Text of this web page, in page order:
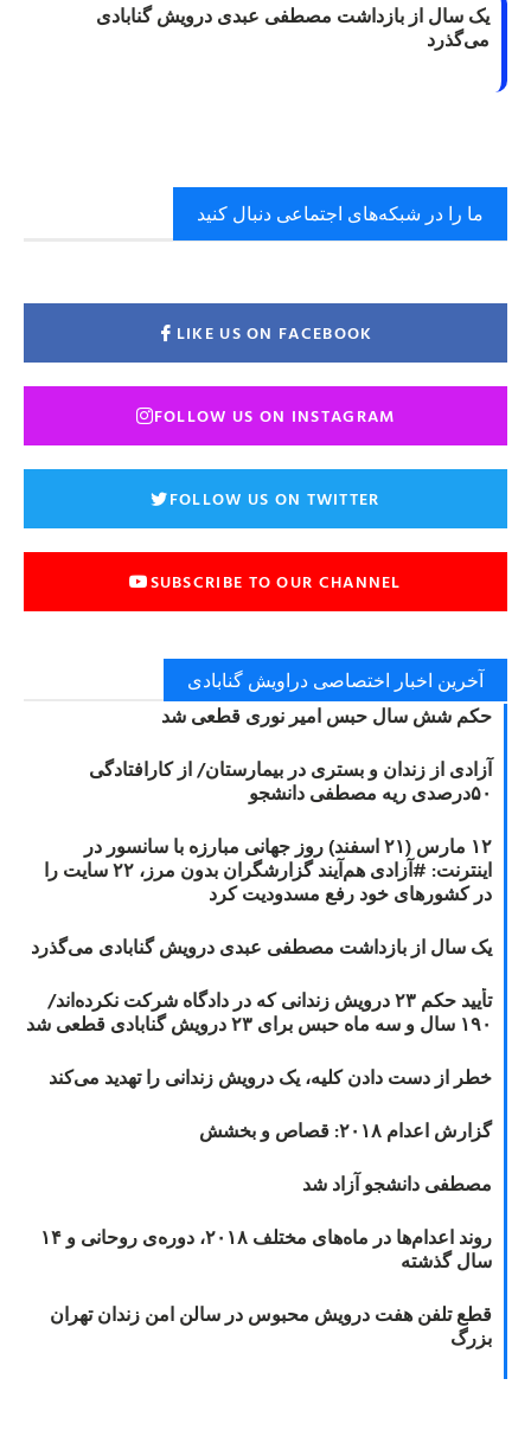
یک سال از بازداشت مصطفی عبدی درویش گنابادی
می‌گذرد
ما را در شبکه‌های اجتماعی دنبال کنید
LIKE US ON FACEBOOK
FOLLOW US ON INSTAGRAM
FOLLOW US ON TWITTER
SUBSCRIBE TO OUR CHANNEL
آخرین اخبار اختصاصی دراویش گنابادی
حکم شش سال حبس امیر نوری قطعی شد
آزادی از زندان و بستری در بیمارستان/ از کارافتادگی
۵۰درصدی ریه مصطفی دانشجو
۱۲ مارس (۲۱ اسفند) روز جهانی مبارزه با سانسور در
اینترنت: #آزادی هم‌آیند گزارشگران‌ بدون مرز، ۲۲ سایت را
در کشورهای خود رفع مسدودیت کرد
یک سال از بازداشت مصطفی عبدی درویش گنابادی می‌گذرد
تأیید حکم ۲۳ درویش زندانی که در دادگاه شرکت نکرده‌اند/
۱۹۰ سال و سه ماه حبس برای ۲۳ درویش گنابادی قطعی شد
خطر از دست دادن کلیه، یک درویش زندانی را تهدید می‌کند
گزارش اعدام ۲۰۱۸: قصاص و بخشش
مصطفی دانشجو آزاد شد
روند اعدام‌ها در ماه‌های مختلف ۲۰۱۸، دوره‌ی روحانی و ۱۴
سال گذشته
قطع تلفن هفت درویش محبوس در سالن امن زندان تهران
بزرگ